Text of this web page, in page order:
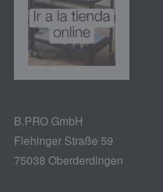
B.PRO GmbH
Flehinger Straße 59
75038 Oberderdingen